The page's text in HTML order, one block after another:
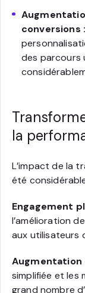
conversions
des parcours
la
L’impact de la
été
Engagement
l’amélioration
aux utilisateurs
Augmentation
simplifiée et les
grand nombre